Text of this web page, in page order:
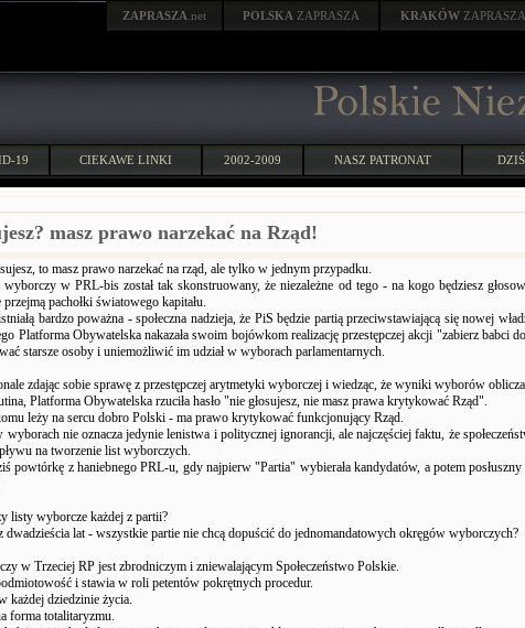
ZAPRASZA .net POLSKA ZAPRASZA KRAKÓW ZAPRASZA
19 CIEKAWE LINKI 2002-2009 NASZ PATRONAT
masz prawo narzekać na Rząd!
to masz prawo narzekać na rząd, ale tylko w jednym przypadku.
wyborczy w PRL-bis został tak skonstruowany, że niezależne od tego - na kogo będziesz
przejmą pachołki światowego kapitału.
bardzo poważna - społeczna nadzieja, że PiS będzie partią przeciwstawiającą się nowej
Platforma Obywatelska nakazała swoim bojówkom realizację przestępczej akcji "zabierz babci
starsze osoby i uniemożliwić im udział w wyborach parlamentarnych.
zdając sobie sprawę z przestępczej arytmetyki wyborczej i wiedząc, że wyniki wyborów
Platforma Obywatelska rzuciła hasło "nie głosujesz, nie masz prawa krytykować Rząd".
leży na sercu dobro Polski - ma prawo krytykować funkcjonujący Rząd.
wyborach nie oznacza jedynie lenistwa i politycznej ignorancji, ale najczęściej faktu, że
na tworzenie list wyborczych.
powtórkę z haniebnego PRL-u, gdy najpierw "Partia" wybierała kandydatów, a potem
listy wyborcze każdej z partii?
dwadzieścia lat - wszystkie partie nie chcą dopuścić do jednomandatowych okręgów wyborczych?
w Trzeciej RP jest zbrodniczym i zniewalającym Społeczeństwo Polskie.
i stawia w roli petentów pokrętnych procedur.
każdej dziedzinie życia.
forma totalitaryzmu.